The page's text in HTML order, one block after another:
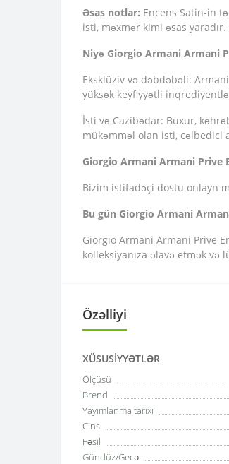
Əsas notlar: Encens Satin-in
isti, məxmər kimi əsas
Niyə Giorgio Armani Armani
Eksklüziv və dəbdəbəli:
yüksək keyfiyyətli
İsti və Cazibədar: Buxur,
mükəmməl olan isti, cəlbedici
Giorgio Armani Armani Prive
Bizim istifadəçi dostu onlayn
Bu gün Giorgio Armani
Giorgio Armani Armani Prive
kolleksiyanıza əlavə etmək
Özəlliyi
XÜSUSIYYƏTLƏR
Ölçüsü
Brend
Yayımlanma tarixi
Cins
Fəsil
Gündüz/Gecə